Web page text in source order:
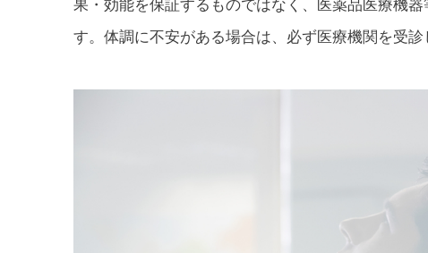
果・効能を保証するものではなく、医薬品医療機
す。体調に不安がある場合は、必ず医療機関を受診